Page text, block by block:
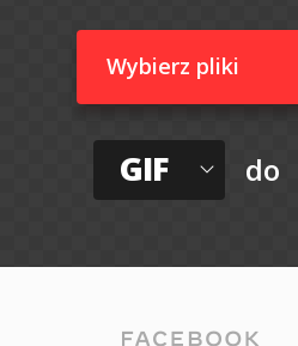
Wybierz pliki
GIF do